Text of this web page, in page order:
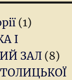
(1)
І
ЗАЛ (8)